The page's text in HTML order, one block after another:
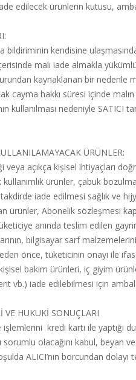
edilecek ürünlerin kutusu,
bildiriminin kendisine
malı iade almakla
kaynaklanan bir nedenle
cayma hakkı süresi içinde
kullanılması nedeniyle
ÜRÜNLER:
veya açıkça kişisel ihtiyaçları
ürünler, çabuk
takdirde iade edilmesi sağlık ve
ürünler, Abonelik sözleşmesi
anında teslim edilen
bilgisayar sarf
önce, tüketicinin onayı ile
bakım ürünleri, iç giyim
vb.) iade edilebilmesi için
VE HUKUKİ SONUÇLARI
işlemlerini kredi kartı ile yaptığı
sorumlu olacağını kabul, beyan
ALICI’nın borcundan dolayı